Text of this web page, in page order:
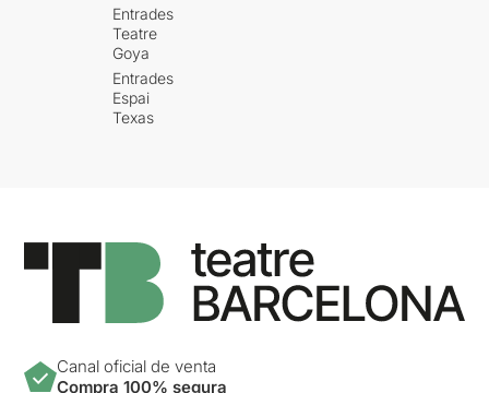
Entrades
Teatre
Goya
Entrades
Espai
Texas
Canal oficial de venta
Compra 100% segura